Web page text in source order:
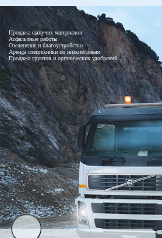
Продажа сыпучих материалов
Асфальтные работы
Озеленение и благоустройство
Аренда спецтехники по низким ценам
Продажа грунтов и органических удобрений